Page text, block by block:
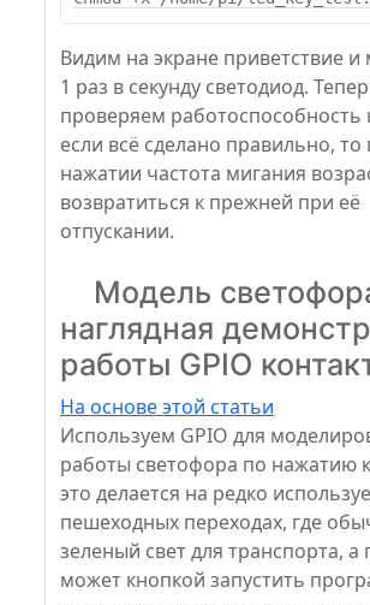
Видим на экране приветствие
1 раз в секунду светодиод.
проверяем работоспособность
если всё сделано правильно, то
нажатии частота мигания
возвратиться к прежней при её
отпускании.
Модель
наглядная
работы GPIO
На основе этой статьи
Используем GPIO для
работы светофора по нажатию
это делается на редко
пешеходных переходах, где
зеленый свет для транспорта,
может кнопкой запустить